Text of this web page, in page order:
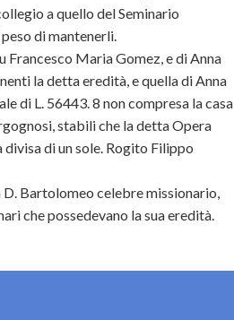
a quello del Seminario
di mantenerli.
Francesco Maria Gomez, e di Anna
la detta eredità, e quella di Anna
di L. 56443. 8 non compresa la casa
stabili che la detta Opera
di un sole. Rogito Filippo
Bartolomeo celebre missionario,
che possedevano la sua eredità.